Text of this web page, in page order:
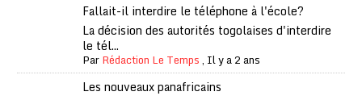
Fallait-il interdire le téléphone à l'école?
La décision des autorités togolaises d'interdire
le tél...
ParRédaction Le Temps, Il y a 2 ans
Les nouveaux panafricains